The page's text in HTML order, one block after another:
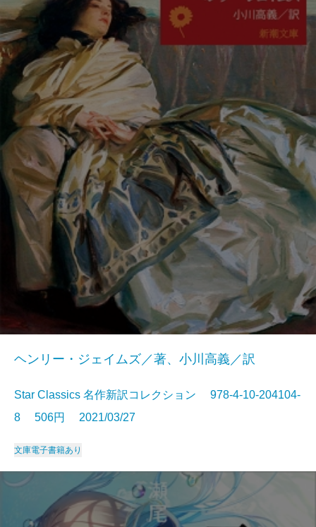
ヘンリー・ジェイムズ／著、小川高義／訳
Star Classics 名作新訳コレクション 978-4-10-204104-
8 506円 2021/03/27
文庫電子書籍あり